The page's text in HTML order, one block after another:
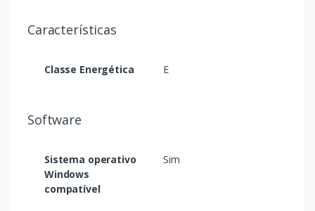
Características
Classe Energética E
Software
Sistema operativo
Windows
compatível
Sim